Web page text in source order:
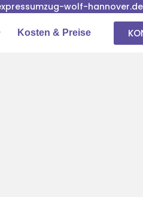
wolf-hannover.de
Kosten & Preise